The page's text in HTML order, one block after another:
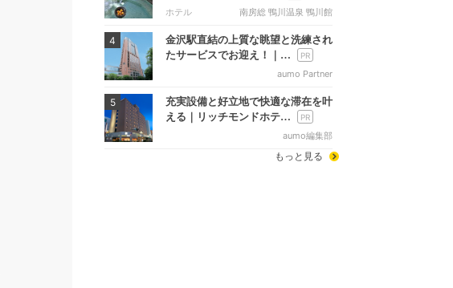
ホテル 南房総 鴨川温泉 鴨川館
4
金沢駅直結の上質な眺望と洗練され
たサービスでお迎え！｜…
aumo Partner
5
充実設備と好立地で快適な滞在を叶
える｜リッチモンドホテ…
aumo編集部
もっと見る